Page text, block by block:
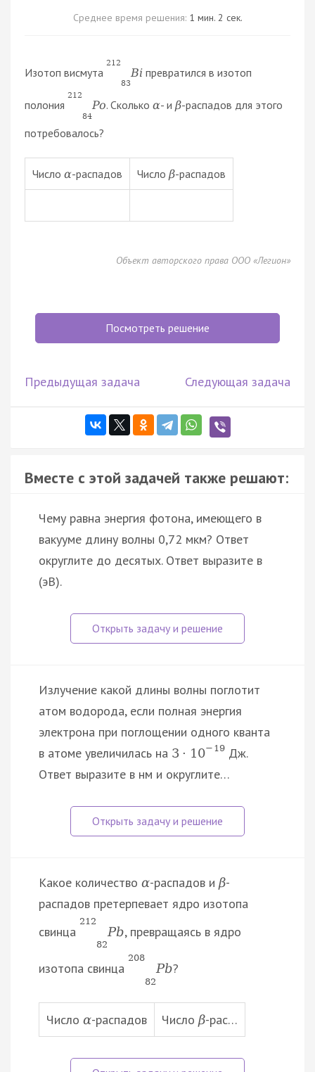
Среднее время решения: 1 мин. 2 сек.
Изотоп висмута
212
83
Bi превратился в изотоп
полония
212
84
Po. Сколько α- и β-распадов для этого
потребовалось?
Число α-распадов Число β-распадов
Объект авторского права ООО «Легион»
Посмотреть решение
Предыдущая задача Следующая задача
Вместе с этой задачей также решают:
Чему равна энергия фотона, имеющего в
вакууме длину волны 0,72 мкм? Ответ
округлите до десятых. Ответ выразите в
(эВ).
Излучение какой длины волны поглотит
атом водорода, если полная энергия
электрона при поглощении одного кванта
в атоме увеличилась на 3 · 10− 19Дж.
Ответ выразите в нм и округлите…
Какое количество α-распадов и β-
распадов претерпевает ядро изотопа
свинца
212
82
Pb, превращаясь в ядро
изотопа свинца
208
82
Pb?
Число α-распадов Число β-рас…